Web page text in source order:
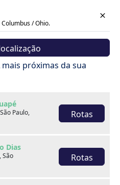
/ Ohio.
mais próximas da sua
Paulo,
Rotas
Dias
São
Rotas